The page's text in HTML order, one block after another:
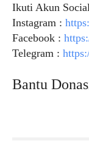
Ikuti Akun
Instagram :
Facebook :
Telegram :
Bantu